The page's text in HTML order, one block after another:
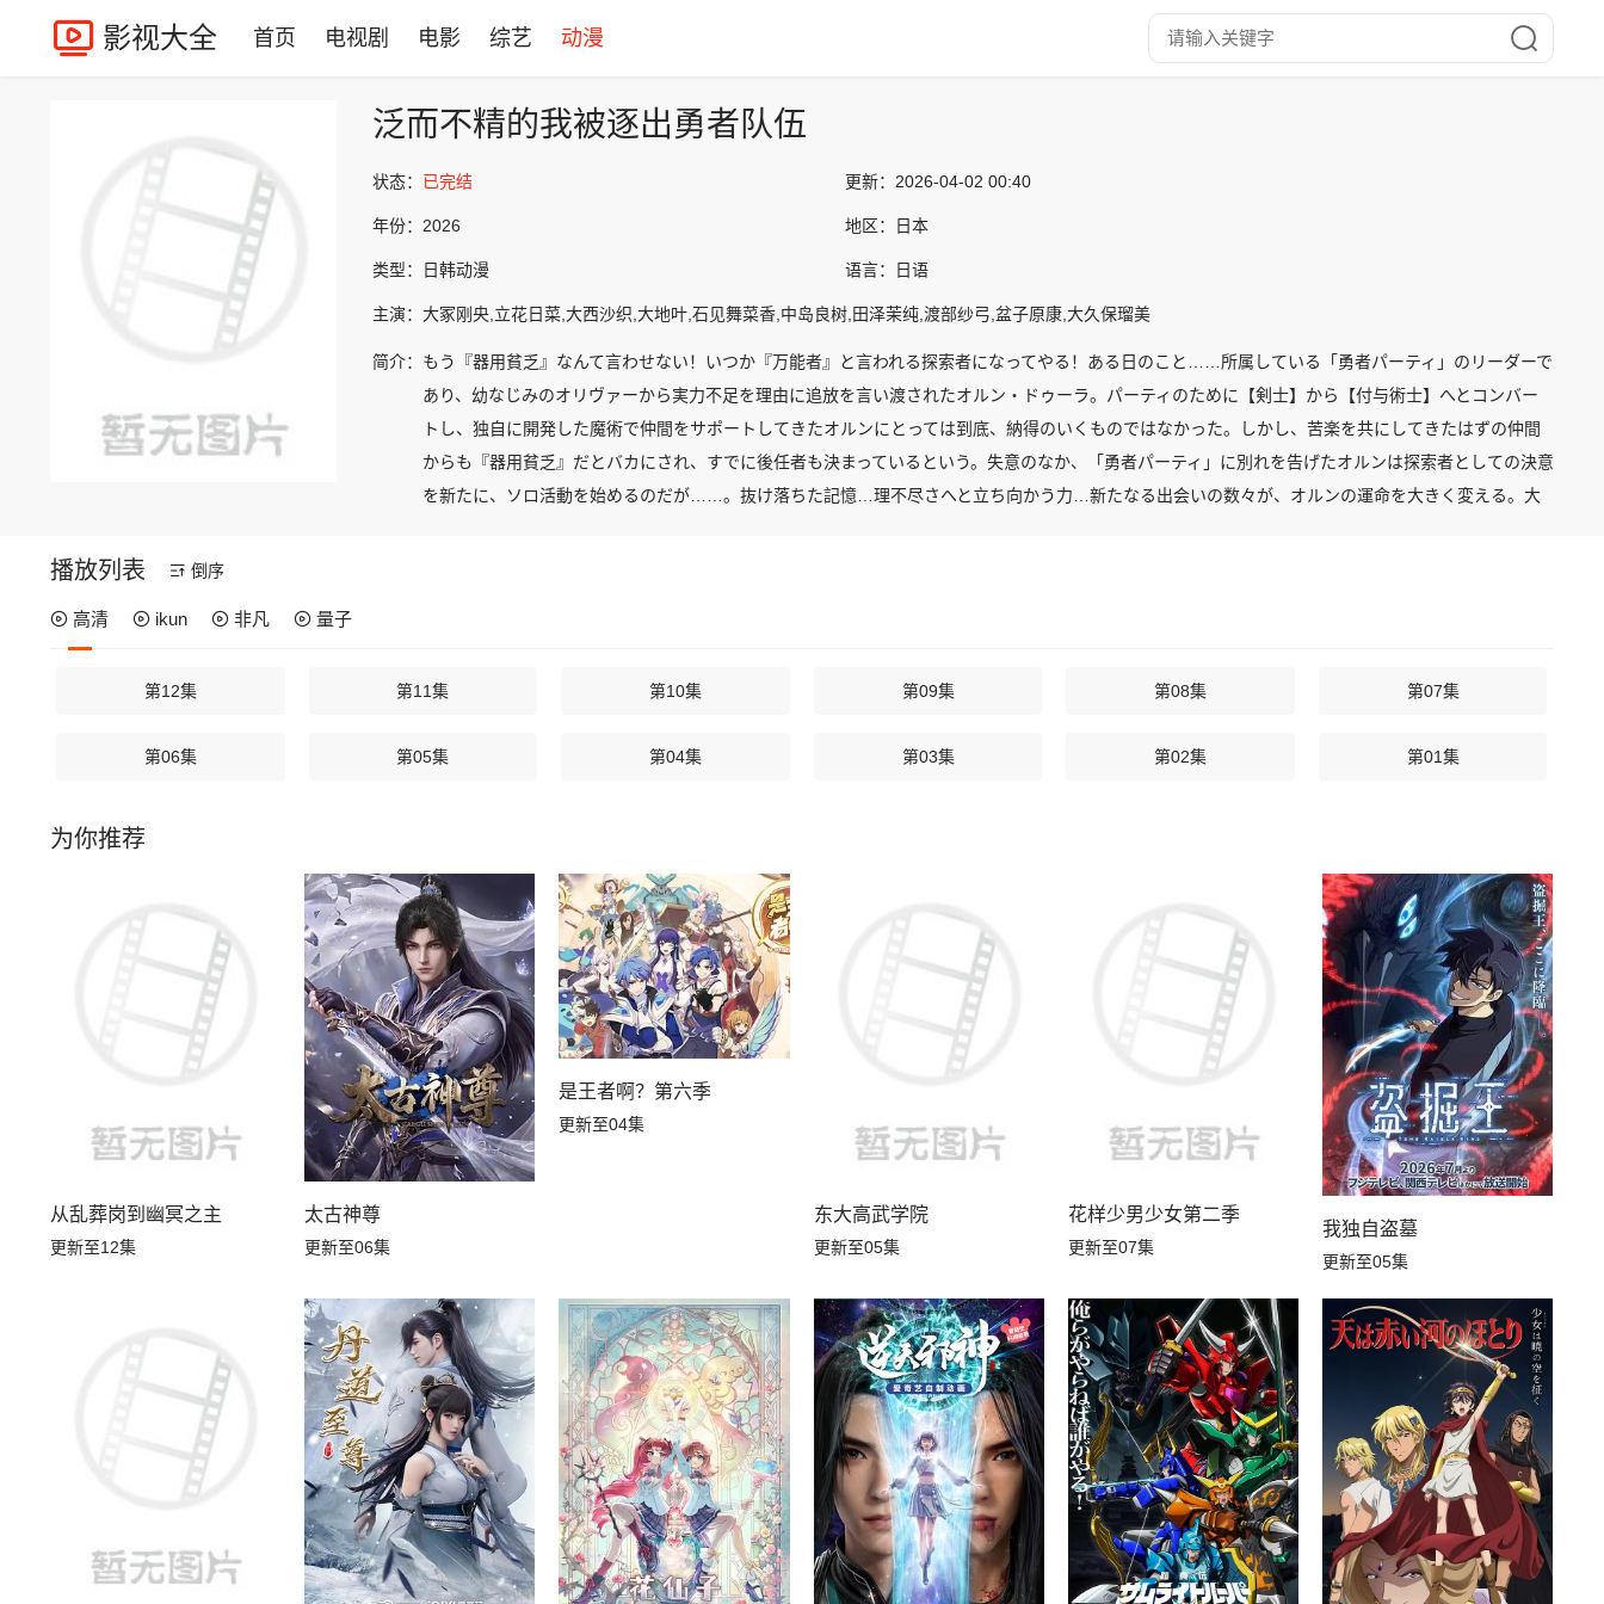
影视大全 首页 电视剧 电影 综艺 动漫
泛而不精的我被逐出勇者队伍
状态： 已完结 更新： 2026-04-02 00:40
年份： 2026 地区： 日本
类型： 日韩动漫 语言： 日语
主演： 大冢刚央,立花日菜,大西沙织,大地叶,石见舞菜香,中岛良树,田泽茉纯,渡部纱弓,盆子原康,大久保瑠美
简介： もう『器用貧乏』なんて言わせない！いつか『万能者』と言われる探索者になってやる！ある日のこと……所属している「勇者パーティ」のリーダーで
あり、幼なじみのオリヴァーから実力不足を理由に追放を言い渡されたオルン・ドゥーラ。パーティのために【剣士】から【付与術士】へとコンバー
トし、独自に開発した魔術で仲間をサポートしてきたオルンにとっては到底、納得のいくものではなかった。しかし、苦楽を共にしてきたはずの仲間
からも『器用貧乏』だとバカにされ、すでに後任者も決まっているという。失意のなか、「勇者パーティ」に別れを告げたオルンは探索者としての決意
を新たに、ソロ活動を始めるのだが……。抜け落ちた記憶…理不尽さへと立ち向かう力…新たなる出会いの数々が、オルンの運命を大きく変える。大
播放列表 倒序
高清 ikun 非凡 量子
第12集 第11集 第10集 第09集 第08集 第07集
第06集 第05集 第04集 第03集 第02集 第01集
为你推荐
从乱葬岗到幽冥之主
更新至12集
太古神尊
更新至06集
是王者啊？第六季
更新至04集
东大高武学院
更新至05集
花样少男少女第二季
更新至07集
我独自盗墓
更新至05集